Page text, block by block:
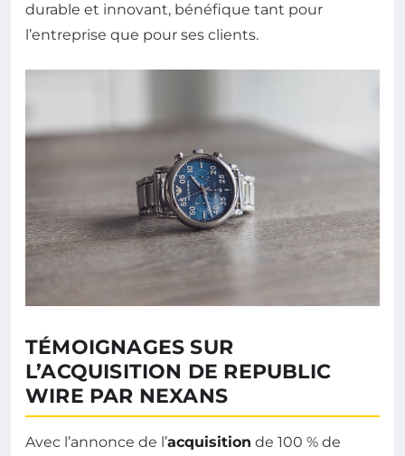
durable et innovant, bénéfique tant pour
l’entreprise que pour ses clients.
TÉMOIGNAGES SUR
L’ACQUISITION DE REPUBLIC
WIRE PAR NEXANS
Avec l’annonce de l’acquisition de 100 % de